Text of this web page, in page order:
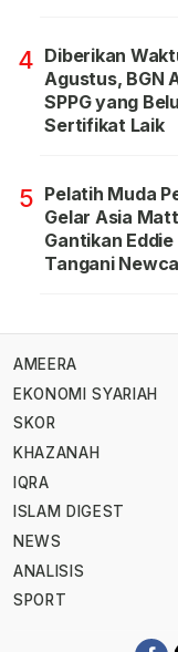
4 Diberikan
Agustus, BGN
SPPG yang
Sertifikat Laik
5 Pelatih Muda
Gelar Asia
Gantikan
Tangani
AMEERA
EKONOMI SYARIAH
SKOR
KHAZANAH
IQRA
ISLAM DIGEST
NEWS
ANALISIS
SPORT